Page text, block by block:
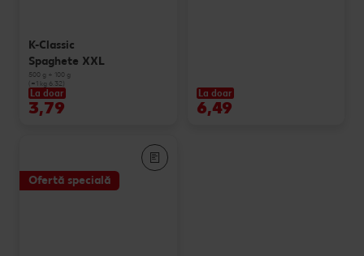
K-Classic
Spaghete XXL
500 g + 100 g
(=1 kg 6.32)
La doar
3,79
La doar
6,49
Ofertă specială